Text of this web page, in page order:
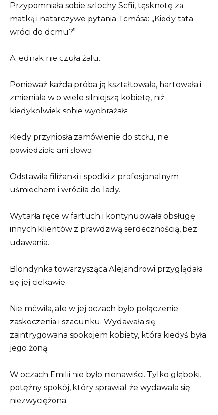
Przypomniała sobie szlochy Sofii, tęsknotę za
matką i natarczywe pytania Tomása: „Kiedy tata
wróci do domu?”
A jednak nie czuła żalu.
Ponieważ każda próba ją kształtowała, hartowała i
zmieniała w o wiele silniejszą kobietę, niż
kiedykolwiek sobie wyobrażała.
Kiedy przyniosła zamówienie do stołu, nie
powiedziała ani słowa.
Odstawiła filiżanki i spodki z profesjonalnym
uśmiechem i wróciła do lady.
Wytarła ręce w fartuch i kontynuowała obsługę
innych klientów z prawdziwą serdecznością, bez
udawania.
Blondynka towarzysząca Alejandrowi przyglądała
się jej ciekawie.
Nie mówiła, ale w jej oczach było połączenie
zaskoczenia i szacunku. Wydawała się
zaintrygowana spokojem kobiety, która kiedyś była
jego żoną.
W oczach Emilii nie było nienawiści. Tylko głęboki,
potężny spokój, który sprawiał, że wydawała się
niezwyciężona.